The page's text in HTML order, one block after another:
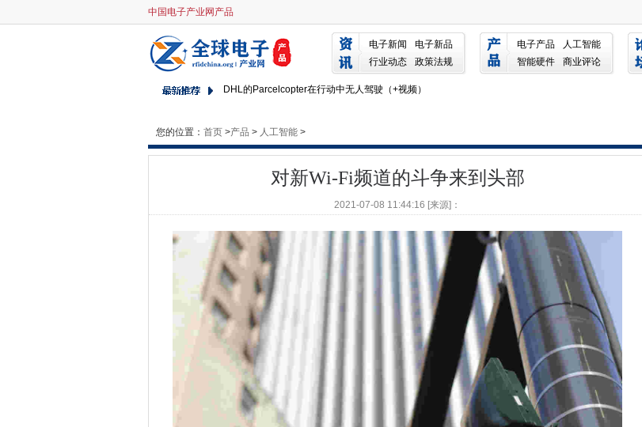
中国电子产业网产品
电子新闻
电子新品
行业动态
政策法规
电子产品
人工智能
智能硬件
商业评论
对新Wi-Fi频道的斗争来到头部
HPE在新加坡升空投资
巴克莱在三年内创造1,750英国的工作
LTE设备党结束了，因为载体支出掉落
报告称，由于缺乏功能和可互操作的警察，公共安全“危险”
英特尔的Unite Hearch Tech来到iPad，很快就到了Chromebooks
使用微软的Project Bletchley，公司可以添加中间件到区间
贝尔法斯特滨水中心配备了最先进的网络
伴侣产品表示，微软已经开放了霍尔霍尔斯
FTC声称，移动广告商在未经他们同意的情况下跟踪用户的位置
注意Windows 10管理员和开发人员：现在抓住KB 3163014
Microsoft购买LinkedIn $ 26.2B以扩大其业务产品
HPE在Itanium上赢得诉讼诉讼3B
Chelsea和Westminster NHS Trust部署护士LED的移动生命体征App
BSG说，设计宽带USO非常复杂
审计员表示，巨大的FBI面部识别数据库缺乏隐私和准确性的缺点
您的位置： 首页 >产品 > 人工智能 >
对新Wi-Fi频道的斗争来到头部
2021-07-08 11:44:16 [来源]：